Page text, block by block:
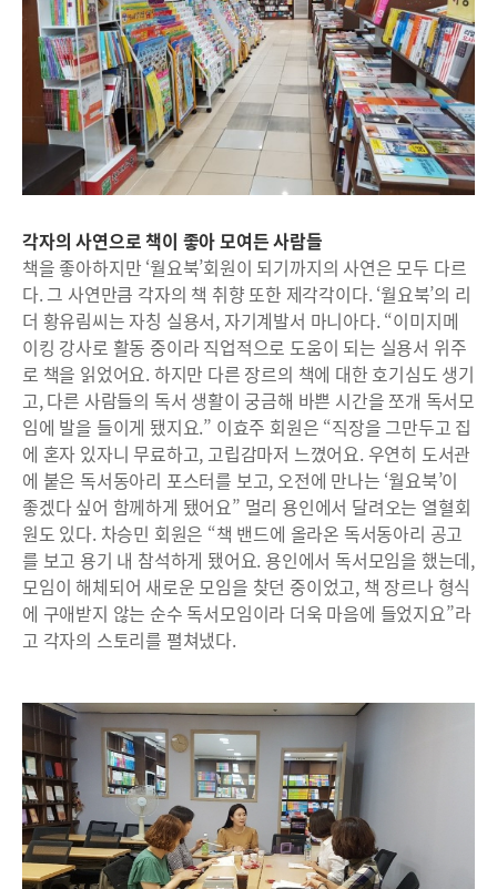
각자의 사연으로 책이 좋아 모여든 사람들
책을 좋아하지만 ‘월요북’회원이 되기까지의 사연은 모두 다르
다. 그 사연만큼 각자의 책 취향 또한 제각각이다. ‘월요북’의 리
더 황유림씨는 자칭 실용서, 자기계발서 마니아다. “이미지메
이킹 강사로 활동 중이라 직업적으로 도움이 되는 실용서 위주
로 책을 읽었어요. 하지만 다른 장르의 책에 대한 호기심도 생기
고, 다른 사람들의 독서 생활이 궁금해 바쁜 시간을 쪼개 독서모
임에 발을 들이게 됐지요.” 이효주 회원은 “직장을 그만두고 집
에 혼자 있자니 무료하고, 고립감마저 느꼈어요. 우연히 도서관
에 붙은 독서동아리 포스터를 보고, 오전에 만나는 ‘월요북’이
좋겠다 싶어 함께하게 됐어요” 멀리 용인에서 달려오는 열혈회
원도 있다. 차승민 회원은 “책 밴드에 올라온 독서동아리 공고
를 보고 용기 내 참석하게 됐어요. 용인에서 독서모임을 했는데,
모임이 해체되어 새로운 모임을 찾던 중이었고, 책 장르나 형식
에 구애받지 않는 순수 독서모임이라 더욱 마음에 들었지요”라
고 각자의 스토리를 펼쳐냈다.